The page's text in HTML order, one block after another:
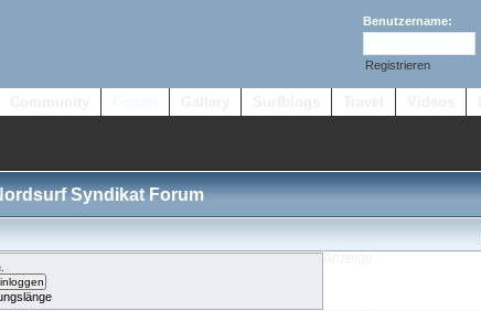
Benutzername:
Registrieren
Syndikat Forum
.